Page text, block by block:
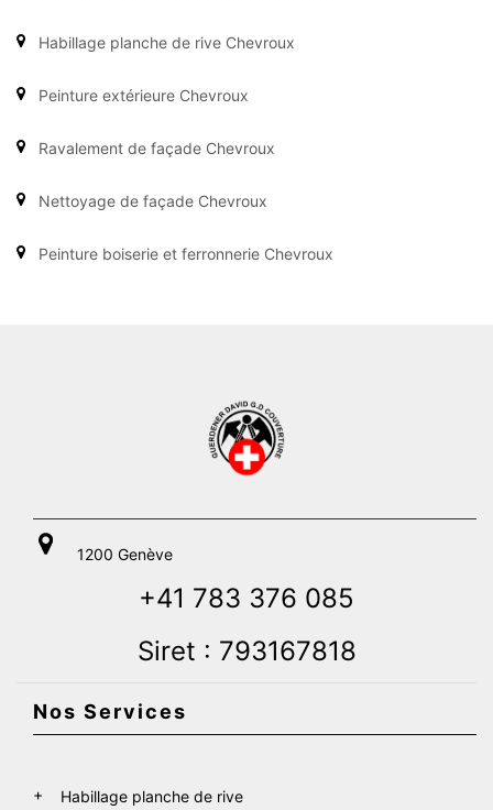
Habillage planche de rive Chevroux
Peinture extérieure Chevroux
Ravalement de façade Chevroux
Nettoyage de façade Chevroux
Peinture boiserie et ferronnerie Chevroux
1200 Genève
+41 783 376 085
Siret : 793167818
Nos Services
Habillage planche de rive